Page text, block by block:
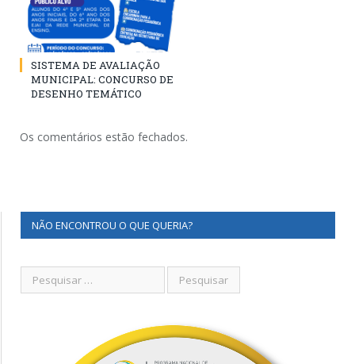
SISTEMA DE AVALIAÇÃO
MUNICIPAL: CONCURSO DE
DESENHO TEMÁTICO
Os comentários estão fechados.
NÃO ENCONTROU O QUE QUERIA?